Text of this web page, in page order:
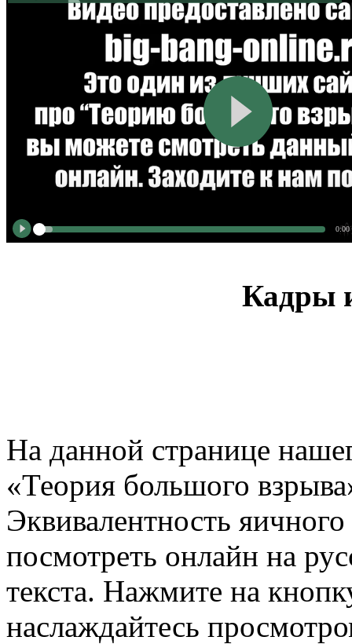
0:00
Кадры
На данной странице
«Теория большого
Эквивалентность
посмотреть онлайн на
текста. Нажмите на
наслаждайтесь